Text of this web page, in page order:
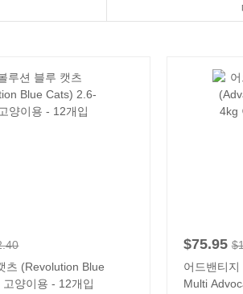
츠 (Revolution Blue
양이용 - 12개입
$75.95
어드밴티
Multi